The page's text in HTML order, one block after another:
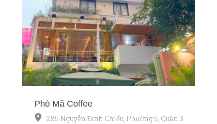
Phò Mã Coffee
285 Nguyễn Đình Chiểu, Phường 5, Quận 3, Thành